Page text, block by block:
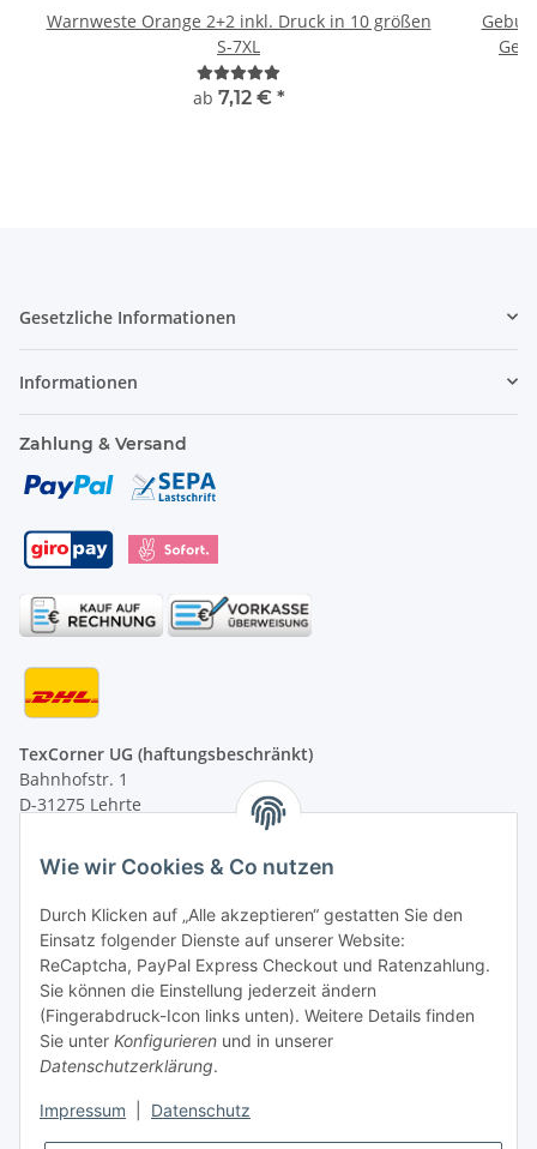
Warnweste Orange 2+2 inkl. Druck in 10 größen
S-7XL
ab 7,12 € *
Gesetzliche Informationen
Informationen
Zahlung & Versand
TexCorner UG (haftungsbeschränkt)
Bahnhofstr. 1
D-31275 Lehrte
von 09:00 - 13:00 Uhr
Tel: +49 (0) 5132 8230689
Fax: +49 (0) 5132 8230693
E-Mail:mail@texcorner.de
Wie wir Cookies & Co nutzen
Durch Klicken auf „Alle akzeptieren“ gestatten Sie den
Einsatz folgender Dienste auf unserer Website:
ReCaptcha, PayPal Express Checkout und Ratenzahlung.
Sie können die Einstellung jederzeit ändern
(Fingerabdruck-Icon links unten). Weitere Details finden
Sie unter Konfigurieren und in unserer
Datenschutzerklärung.
Impressum Datenschutz